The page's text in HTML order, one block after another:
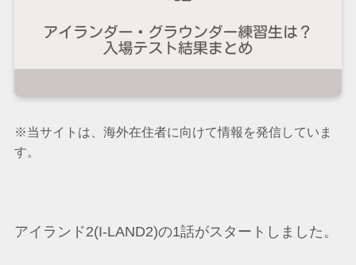
※当サイトは、海外在住者に向けて情報を発信していま
す。
アイランド2(I-LAND2)の1話がスタートしました。